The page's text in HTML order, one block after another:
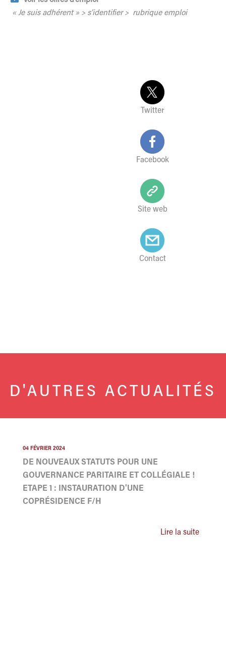
« Je suis adhérent » > s’identifier > rubrique emploi
Twitter
Facebook
Site web
Contact
D'AUTRES ACTUALITÉS
04 FÉVRIER 2024
DE NOUVEAUX STATUTS POUR UNE
GOUVERNANCE PARITAIRE ET COLLÉGIALE !
ETAPE 1 : INSTAURATION D'UNE
COPRÉSIDENCE F/H
Lire la suite